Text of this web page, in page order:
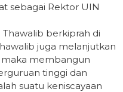
sebagai Rektor UIN
berkiprah di
juga melanjutkan
membangun
tinggi dan
suatu keniscayaan